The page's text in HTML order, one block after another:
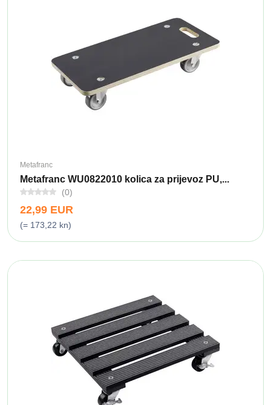
Metafranc
Metafranc WU0822010 kolica za prijevoz PU,...
(0)
22,99 EUR
(= 173,22 kn)